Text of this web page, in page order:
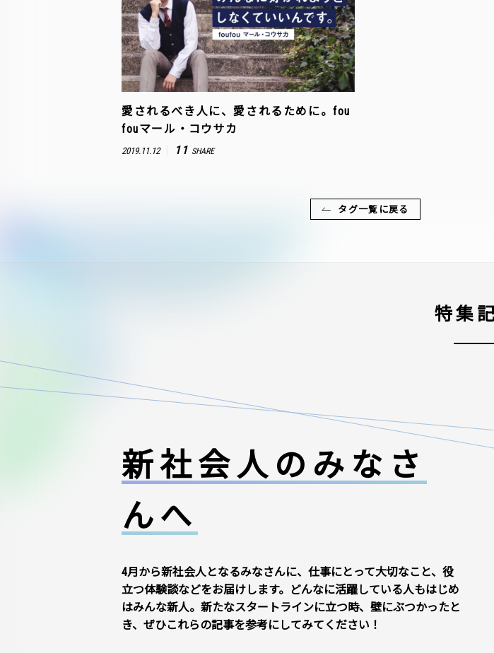
愛されるべき人に、愛されるために。fou
fouマール・コウサカ
2019.11.12 11 SHARE
タグ一覧に戻る
特集
新社会人のみなさ
んへ
4月から新社会人となるみなさんに、仕事にとって大切なこと、役
立つ体験談などをお届けします。どんなに活躍している人もはじめ
はみんな新人。新たなスタートラインに立つ時、壁にぶつかったと
き、ぜひこれらの記事を参考にしてみてください！